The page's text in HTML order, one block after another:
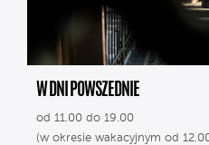
W DNI POWSZEDNIE
od 11.00 do 19.00
(w okresie wakacyjnym od